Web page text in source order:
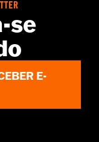
se
E-